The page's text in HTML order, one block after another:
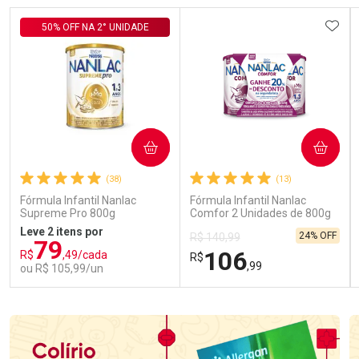
(38)
Fórmula Infantil Nanlac
Supreme Pro 800g
50% OFF NA 2° UNIDADE
Leve 2 itens por
R$79,49/cada
ou R$ 105,99/un
COMPRAR
(13)
Fórmula Infantil Nanlac
Comfor 2 Unidades de 800g
R$ 140,99
R$106,99
24% OFF
COMPRAR
Laboratório
Por Menos